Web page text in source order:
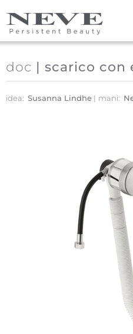
Skip to main content
doc | scarico con
idea: Susanna Lindhe mani: